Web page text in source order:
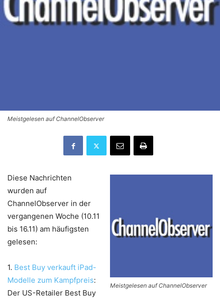
Meistgelesen auf ChannelObserver
Meistgelesen auf ChannelObserver
Diese Nachrichten
wurden auf
ChannelObserver in der
vergangenen Woche (10.11
bis 16.11) am häufigsten
gelesen:
1. Best Buy verkauft iPad-
Modelle zum Kampfpreis:
Der US-Retailer Best Buy